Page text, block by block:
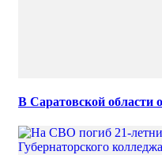
В Саратовской области